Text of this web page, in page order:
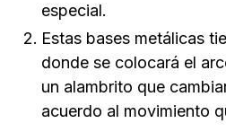
especial.
Estas bases metálicas
donde se colocará el
un alambrito que
acuerdo al movimiento